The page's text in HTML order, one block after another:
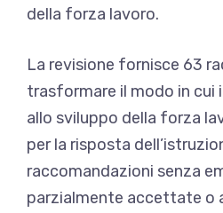
della forza lavoro.
La revisione fornisce 63
trasformare il modo in cui
allo sviluppo della forza
per la risposta
raccomandazioni senza
parzialmente accettate o